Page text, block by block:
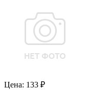
Цена: 133 ₽